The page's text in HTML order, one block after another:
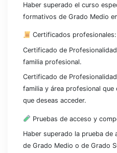
Haber superado el curso
formativos de Grado Medio
Certificados profesionales:
Certificado de
familia profesional.​
Certificado de
familia y área profesional
que deseas acceder.​
Pruebas de acceso y
Haber superado la prueba
de Grado Medio o de Grado